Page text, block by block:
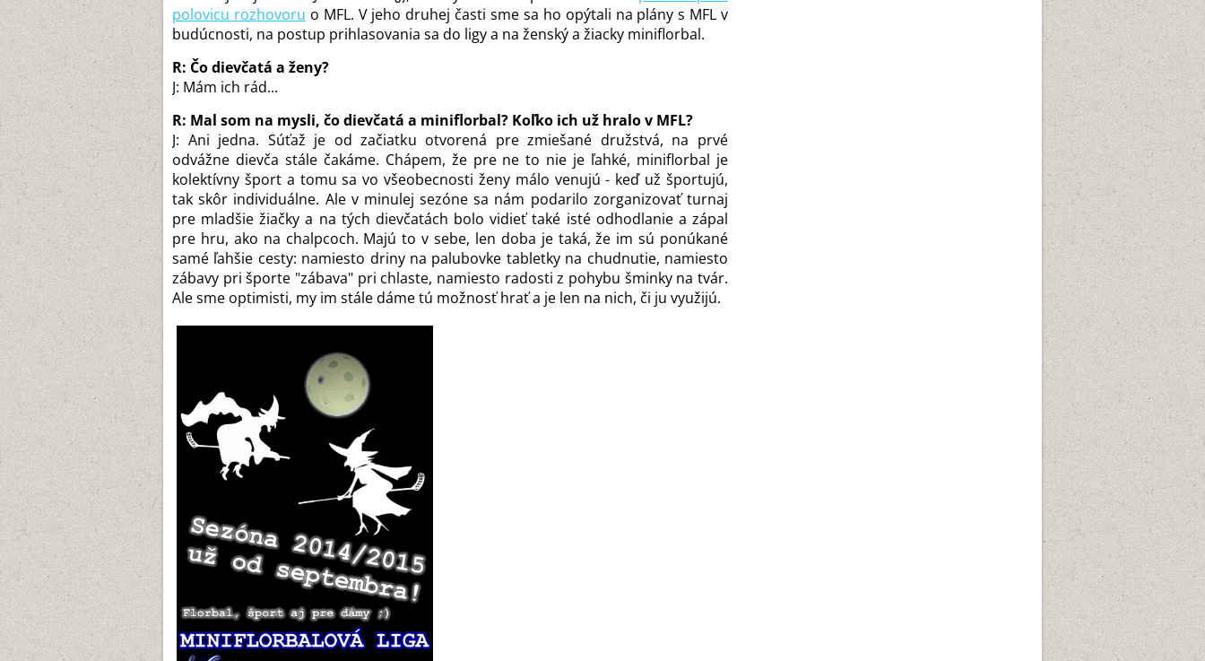
polovicu rozhovoru o MFL. V jeho druhej časti sme sa ho opýtali na plány s MFL v
budúcnosti, na postup prihlasovania sa do ligy a na ženský a žiacky miniflorbal.
R: Čo dievčatá a ženy?
J: Mám ich rád...
R: Mal som na mysli, čo dievčatá a miniflorbal? Koľko ich už hralo v MFL?
J: Ani jedna. Súťaž je od začiatku otvorená pre zmiešané družstvá, na prvé
odvážne dievča stále čakáme. Chápem, že pre ne to nie je ľahké, miniflorbal je
kolektívny šport a tomu sa vo všeobecnosti ženy málo venujú - keď už športujú,
tak skôr individuálne. Ale v minulej sezóne sa nám podarilo zorganizovať turnaj
pre mladšie žiačky a na tých dievčatách bolo vidieť také isté odhodlanie a zápal
pre hru, ako na chalpcoch. Majú to v sebe, len doba je taká, že im sú ponúkané
samé ľahšie cesty: namiesto driny na palubovke tabletky na chudnutie, namiesto
zábavy pri športe "zábava" pri chlaste, namiesto radosti z pohybu šminky na tvár.
Ale sme optimisti, my im stále dáme tú možnosť hrať a je len na nich, či ju využijú.